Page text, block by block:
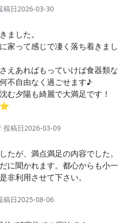
稿日2026-03-30
ました。
家って感じで凄く落ち着きまし
えあればもっていけば食器類な
不自由なく過ごせます♪
む夕陽も綺麗で大満足です！
投稿日2026-03-09
たが、満点満足の内容でした。
に聞かれます。都心からも小一
非利用させて下さい。
稿日2025-08-06